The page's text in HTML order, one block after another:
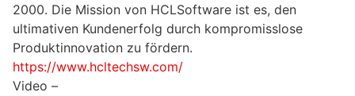
2000. Die Mission von HCLSoftware ist es, den
ultimativen Kundenerfolg durch kompromisslose
Produktinnovation zu fördern.
https://www.hcltechsw.com/
Video –